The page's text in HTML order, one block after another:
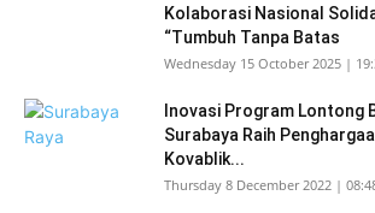
Kolaborasi Nasional
“Tumbuh Tanpa Batas
Wednesday 15 October 2025 |
Inovasi Program Lontong
Surabaya Raih
Kovablik...
Thursday 8 December 2022 |